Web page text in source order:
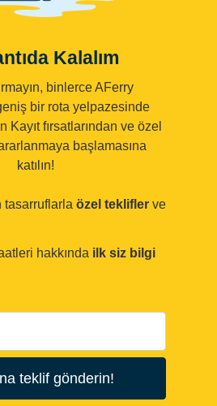
Kalalım
binlerce AFerry
bir rota yelpazesinde
Kayıt fırsatlarından ve özel
başlamasına
katılın!
tasarruflarla özel teklifler ve
hakkında ilk siz bilgi
teklif gönderin!